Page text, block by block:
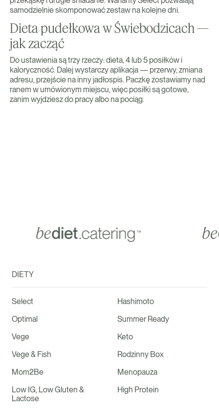
samodzielnie skomponować zestaw na kolejne dni.
Dieta pudełkowa w Świebodzicach —
jak zacząć
Do ustawienia są trzy rzeczy: dieta, 4 lub 5 posiłków i
kaloryczność. Dalej wystarczy aplikacja — przerwy, zmiana
adresu, przejście na inny jadłospis. Paczkę zostawiamy nad
ranem w umówionym miejscu, więc posiłki są gotowe,
zanim wyjdziesz do pracy albo na pociąg.
DIETY
Select
Optimal
Vege
Vege & Fish
Mom2Be
Low IG, Low Gluten &
Lactose
Hashimoto
Summer Ready
Keto
Rodzinny Box
Menopauza
High Protein